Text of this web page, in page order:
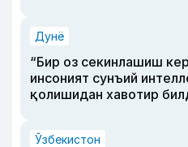
Дунё
“Бир оз секинлашиш
инсоният сунъий
қолишидан хавотир
Ўзбекистон